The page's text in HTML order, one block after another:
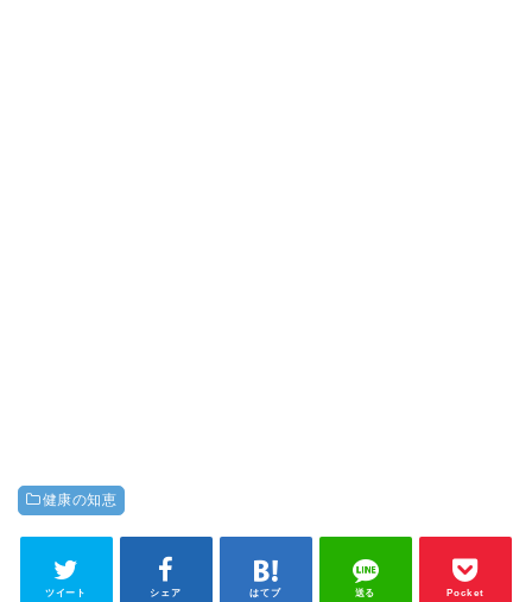
健康の知恵
ツイート シェア はてブ 送る Pocket